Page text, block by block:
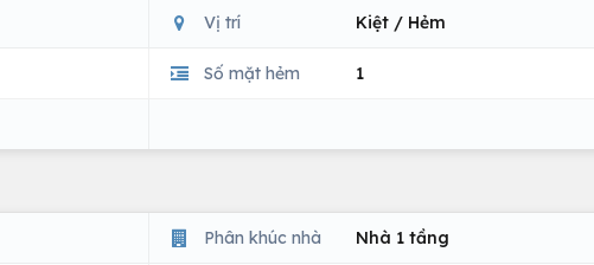
Vị trí Kiệt / Hẻm
Số mặt hẻm 1
Phân khúc nhà Nhà 1 tầng